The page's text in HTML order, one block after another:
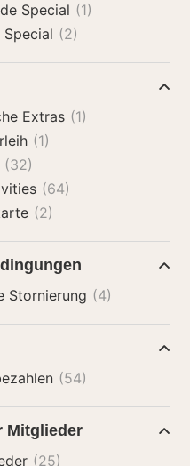
Special (1)
(2)
Extras (1)
(1)
(32)
(64)
(2)
Stornierung (4)
(54)
Mitglieder
(25)